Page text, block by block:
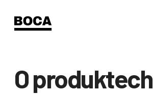
O produktech